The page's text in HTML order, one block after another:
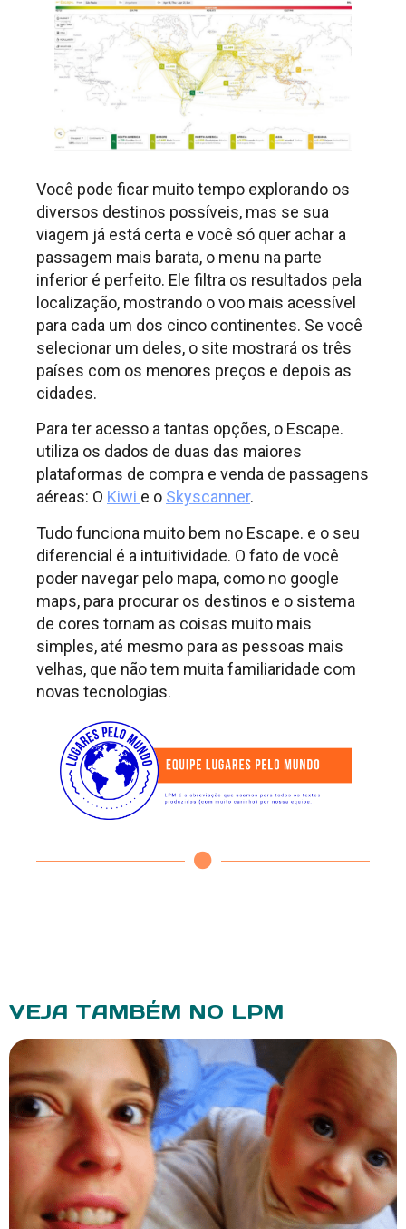
Você pode ficar muito tempo explorando os
diversos destinos possíveis, mas se sua
viagem já está certa e você só quer achar a
passagem mais barata, o menu na parte
inferior é perfeito. Ele filtra os resultados pela
localização, mostrando o voo mais acessível
para cada um dos cinco continentes. Se você
selecionar um deles, o site mostrará os três
países com os menores preços e depois as
cidades.
Para ter acesso a tantas opções, o Escape.
utiliza os dados de duas das maiores
plataformas de compra e venda de passagens
aéreas: O Kiwi e o Skyscanner.
Tudo funciona muito bem no Escape. e o seu
diferencial é a intuitividade. O fato de você
poder navegar pelo mapa, como no google
maps, para procurar os destinos e o sistema
de cores tornam as coisas muito mais
simples, até mesmo para as pessoas mais
velhas, que não tem muita familiaridade com
novas tecnologias.
VEJA TAMBÉM NO LPM